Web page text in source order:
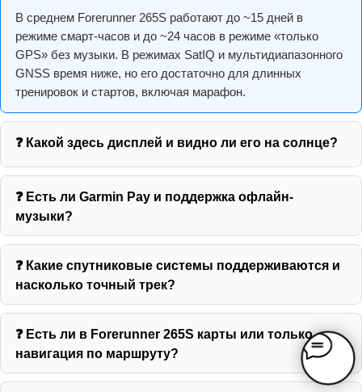
В среднем Forerunner 265S работают до ~15 дней в
режиме смарт-часов и до ~24 часов в режиме «только
GPS» без музыки. В режимах SatIQ и мультидиапазонного
GNSS время ниже, но его достаточно для длинных
тренировок и стартов, включая марафон.
❓ Какой здесь дисплей и видно ли его на солнце?
❓ Есть ли Garmin Pay и поддержка офлайн-
музыки?
❓ Какие спутниковые системы поддерживаются и
насколько точный трек?
❓ Есть ли в Forerunner 265S карты или только
навигация по маршруту?